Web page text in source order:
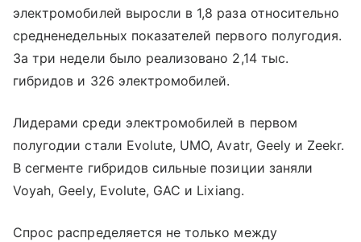
электромобилей выросли в 1,8 раза относительно
средненедельных показателей первого полугодия.
За три недели было реализовано 2,14 тыс.
гибридов и 326 электромобилей.
Лидерами среди электромобилей в первом
полугодии стали Evolute, UMO, Avatr, Geely и Zeekr.
В сегменте гибридов сильные позиции заняли
Voyah, Geely, Evolute, GAC и Lixiang.
Спрос распределяется не только между